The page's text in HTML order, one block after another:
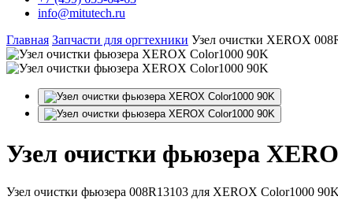
info@mitutech.ru
Главная Запчасти для оргтехники Узел очистки XEROX
Узел очистки фьюзера
Узел очистки фьюзера 008R13103 для XEROX Color1000